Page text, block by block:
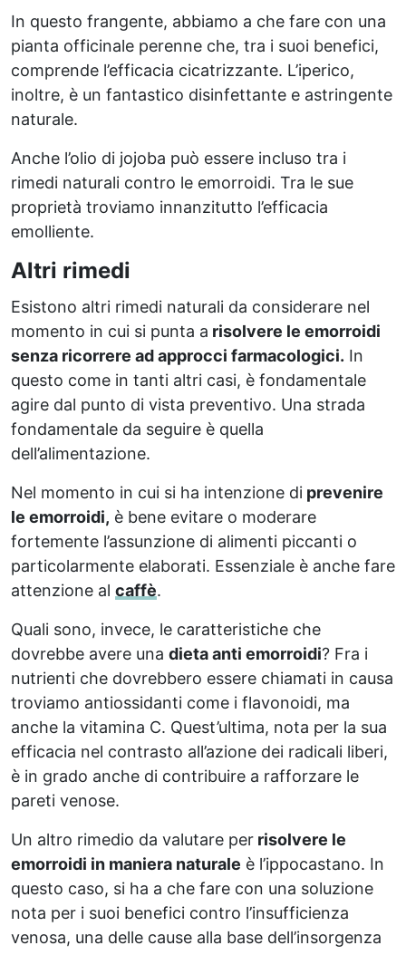
In questo frangente, abbiamo a che fare con una
pianta officinale perenne che, tra i suoi benefici,
comprende l’efficacia cicatrizzante. L’iperico,
inoltre, è un fantastico disinfettante e astringente
naturale.
Anche l’olio di jojoba può essere incluso tra i
rimedi naturali contro le emorroidi. Tra le sue
proprietà troviamo innanzitutto l’efficacia
emolliente.
Altri rimedi
Esistono altri rimedi naturali da considerare nel
momento in cui si punta a risolvere le emorroidi
senza ricorrere ad approcci farmacologici. In
questo come in tanti altri casi, è fondamentale
agire dal punto di vista preventivo. Una strada
fondamentale da seguire è quella
dell’alimentazione.
Nel momento in cui si ha intenzione di prevenire
le emorroidi, è bene evitare o moderare
fortemente l’assunzione di alimenti piccanti o
particolarmente elaborati. Essenziale è anche fare
attenzione al caffè.
Quali sono, invece, le caratteristiche che
dovrebbe avere una dieta anti emorroidi? Fra i
nutrienti che dovrebbero essere chiamati in causa
troviamo antiossidanti come i flavonoidi, ma
anche la vitamina C. Quest’ultima, nota per la sua
efficacia nel contrasto all’azione dei radicali liberi,
è in grado anche di contribuire a rafforzare le
pareti venose.
Un altro rimedio da valutare per risolvere le
emorroidi in maniera naturale è l’ippocastano. In
questo caso, si ha a che fare con una soluzione
nota per i suoi benefici contro l’insufficienza
venosa, una delle cause alla base dell’insorgenza